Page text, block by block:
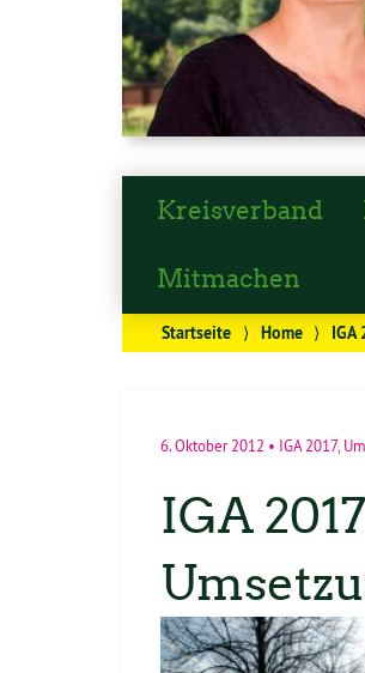
Kreisverband
Mitmachen
Startseite ⟩ Home ⟩
6. Oktober 2012 • IGA 2017,
IGA